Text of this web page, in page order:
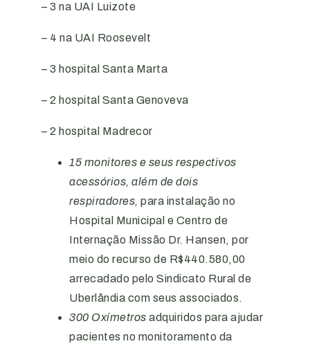
– 3 na UAI Luizote
– 4 na UAI Roosevelt
– 3 hospital Santa Marta
– 2 hospital Santa Genoveva
– 2 hospital Madrecor
15 monitores e seus respectivos
acessórios, além de dois
respiradores, para instalação no
Hospital Municipal e Centro de
Internação Missão Dr. Hansen, por
meio do recurso de R$440.580,00
arrecadado pelo Sindicato Rural de
Uberlândia com seus associados.
300 Oxímetros adquiridos para ajudar
pacientes no monitoramento da